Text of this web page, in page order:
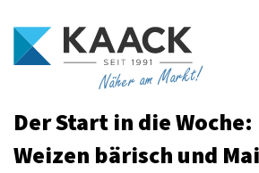
Näher am Markt!
Der Start in die
Weizen bärisch und